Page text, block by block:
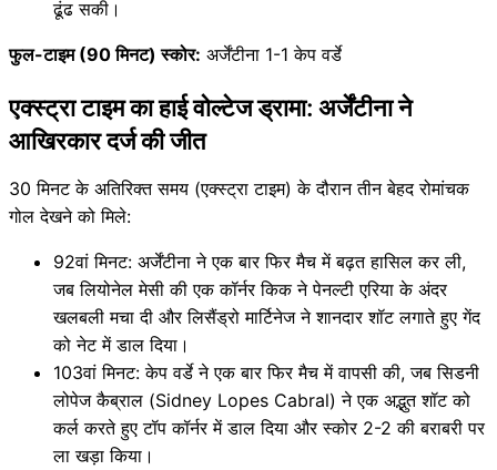
ढूंढ सकी।
फुल-टाइम (90 मिनट) स्कोर: अर्जेंटीना 1-1 केप वर्डे
एक्स्ट्रा टाइम का हाई वोल्टेज ड्रामा: अर्जेंटीना ने
आखिरकार दर्ज की जीत
30 मिनट के अतिरिक्त समय (एक्स्ट्रा टाइम) के दौरान तीन बेहद रोमांचक
गोल देखने को मिले:
92वां मिनट: अर्जेंटीना ने एक बार फिर मैच में बढ़त हासिल कर ली,
जब लियोनेल मेसी की एक कॉर्नर किक ने पेनल्टी एरिया के अंदर
खलबली मचा दी और लिसैंड्रो मार्टिनेज ने शानदार शॉट लगाते हुए गेंद
को नेट में डाल दिया।
103वां मिनट: केप वर्डे ने एक बार फिर मैच में वापसी की, जब सिडनी
लोपेज कैब्राल (Sidney Lopes Cabral) ने एक अद्भुत शॉट को
कर्ल करते हुए टॉप कॉर्नर में डाल दिया और स्कोर 2-2 की बराबरी पर
ला खड़ा किया।